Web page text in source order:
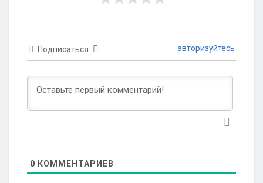
Подписаться авторизуйтесь
0 КОММЕНТАРИЕВ